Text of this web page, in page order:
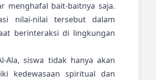
menghafal bait-baitnya saja.
nilai-nilai tersebut dalam
berinteraksi di lingkungan
Ala, siswa tidak hanya akan
kedewasaan spiritual dan